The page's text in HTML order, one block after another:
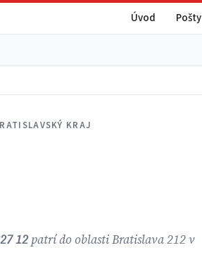
Úvod Pošty
KRAJ
12patrí do oblasti Bratislava 212 v